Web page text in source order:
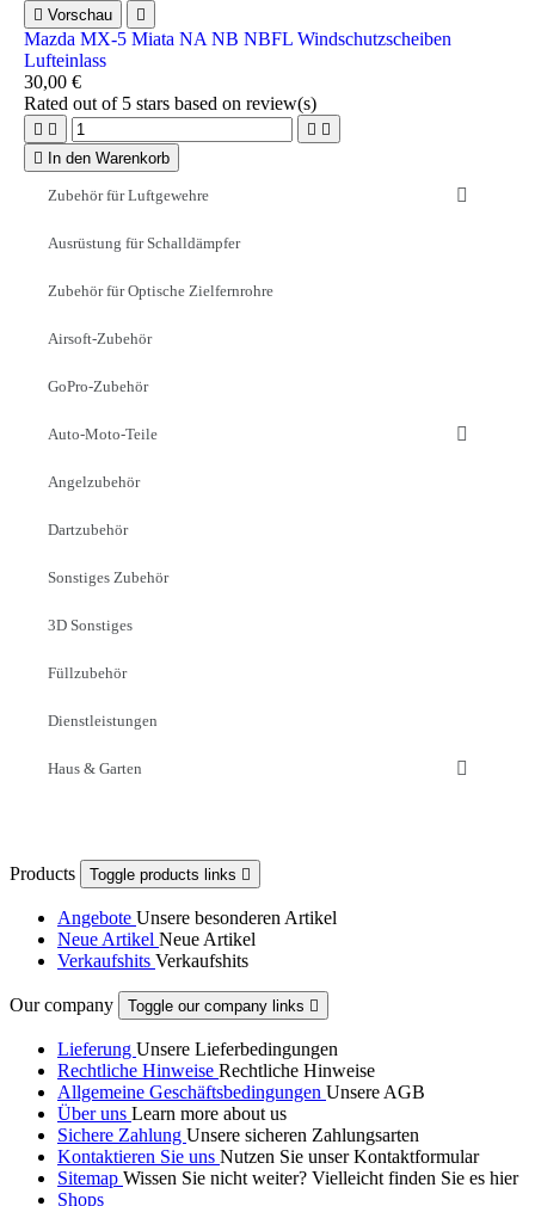
Zubehör für Luftgewehre
Ausrüstung für Schalldämpfer
Zubehör für Optische Zielfernrohre
Airsoft-Zubehör
GoPro-Zubehör
Auto-Moto-Teile
Angelzubehör
Dartzubehör
Sonstiges Zubehör
3D Sonstiges
Füllzubehör
Dienstleistungen
Haus & Garten
 Vorschau 
Mazda MX-5 Miata NA NB NBFL Windschutzscheiben
Lufteinlass
30,00 €
Rated out of 5 stars based on review(s)
   

In den Warenkorb
Products Toggle products links 
Angebote Unsere besonderen Artikel
Neue Artikel Neue Artikel
Verkaufshits Verkaufshits
Our company Toggle our company links 
Lieferung Unsere Lieferbedingungen
Rechtliche Hinweise Rechtliche Hinweise
Allgemeine Geschäftsbedingungen Unsere AGB
Über uns Learn more about us
Sichere Zahlung Unsere sicheren Zahlungsarten
Kontaktieren Sie uns Nutzen Sie unser Kontaktformular
Sitemap Wissen Sie nicht weiter? Vielleicht finden Sie es hier
Shops